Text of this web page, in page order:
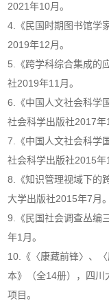
2021年10月。
4.《民国时期图书馆学
2019年12月。
5.《跨学科综合集成的
社2019年11月。
6.《中国人文社会科学
社会科学出版社2017年
7.《中国人文社会科学
社会科学出版社2015年
8.《知识管理视域下的
大学出版社2015年7月。
9.《民国社会调查丛编
年1月。
10.《〈康藏前锋〉、
本》（全14册），四川
项目。